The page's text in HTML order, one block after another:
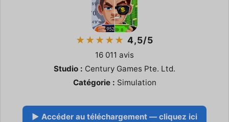
★★★★★ 4,5/5
16 011 avis
Studio : Century Games Pte. Ltd.
Catégorie : Simulation
▶ Accéder au téléchargement — cliquez ici